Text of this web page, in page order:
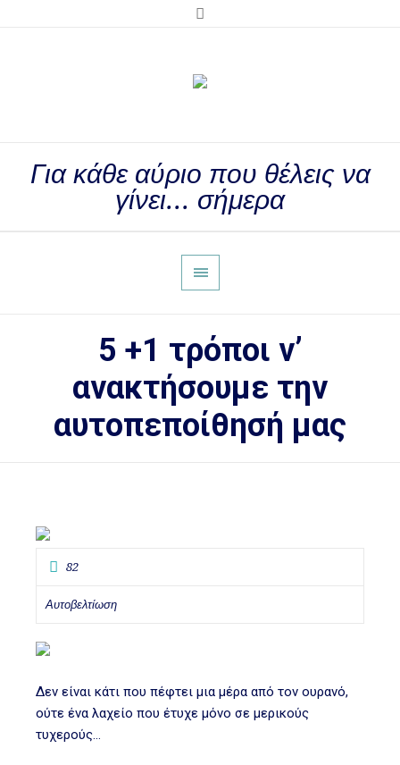
Για κάθε αύριο που θέλεις να
γίνει... σήμερα
5 +1 τρόποι ν’
ανακτήσουμε την
αυτοπεποίθησή μας
82
Αυτοβελτίωση
Δεν είναι κάτι που πέφτει μια μέρα από τον ουρανό,
ούτε ένα λαχείο που έτυχε μόνο σε μερικούς
τυχερούς…